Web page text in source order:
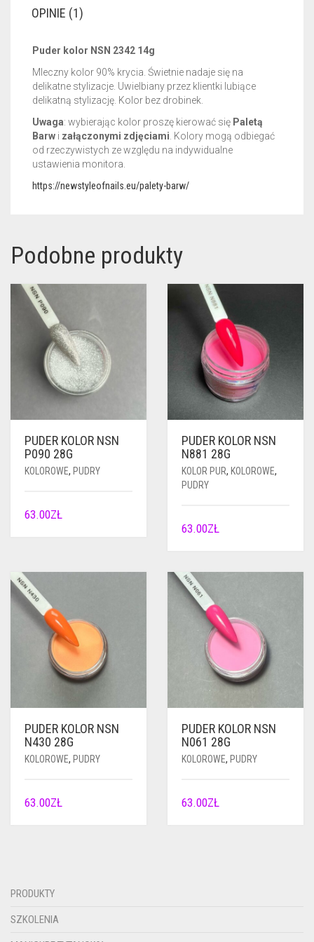
OPINIE (1)
Puder kolor NSN 2342 14g
Mleczny kolor 90% krycia. Świetnie nadaje się na
delikatne stylizacje. Uwielbiany przez klientki lubiące
delikatną stylizację. Kolor bez drobinek.
Uwaga: wybierając kolor proszę kierować się Paletą
Barw i załączonymi zdjęciami . Kolory mogą odbiegać
od rzeczywistych ze względu na indywidualne
ustawienia monitora.
https://newstyleofnails.eu/palety-barw/
Podobne produkty
PUDER KOLOR NSN
P090 28G
KOLOROWE, PUDRY
63.00ZŁ
PUDER KOLOR NSN
N881 28G
KOLOR PUR, KOLOROWE,
PUDRY
63.00ZŁ
PUDER KOLOR NSN
N430 28G
KOLOROWE, PUDRY
63.00ZŁ
PUDER KOLOR NSN
N061 28G
KOLOROWE, PUDRY
63.00ZŁ
PRODUKTY
SZKOLENIA